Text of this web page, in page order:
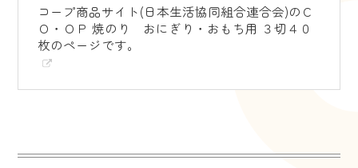
コープ商品サイト(日本生活協同組合連合会)のＣ
Ｏ・ＯＰ 焼のり おにぎり・おもち用 ３切４０
枚のページです。